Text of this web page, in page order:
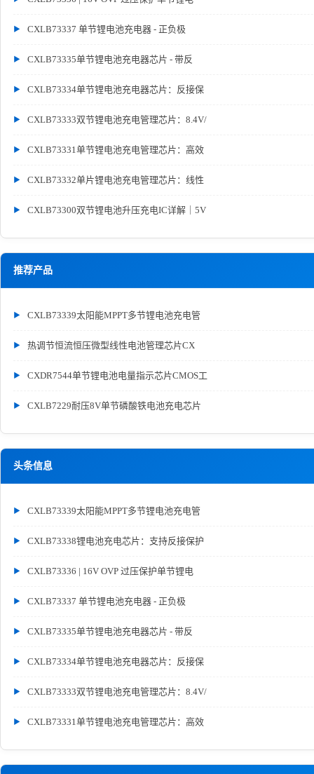
CXLB73337 单节锂电池充电器 - 正负极
CXLB73335单节锂电池充电器芯片 - 带反
CXLB73334单节锂电池充电器芯片：反接保
CXLB73333双节锂电池充电管理芯片：8.4V/
CXLB73331单节锂电池充电管理芯片：高效
CXLB73332单片锂电池充电管理芯片：线性
CXLB73300双节锂电池升压充电IC详解｜5V
推荐产品
CXLB73339太阳能MPPT多节锂电池充电管
热调节恒流恒压微型线性电池管理芯片CX
CXDR7544单节锂电池电量指示芯片CMOS工
CXLB7229耐压8V单节磷酸铁电池充电芯片
头条信息
CXLB73339太阳能MPPT多节锂电池充电管
CXLB73338锂电池充电芯片：支持反接保护
CXLB73336 | 16V OVP 过压保护单节锂电
CXLB73337 单节锂电池充电器 - 正负极
CXLB73335单节锂电池充电器芯片 - 带反
CXLB73334单节锂电池充电器芯片：反接保
CXLB73333双节锂电池充电管理芯片：8.4V/
CXLB73331单节锂电池充电管理芯片：高效